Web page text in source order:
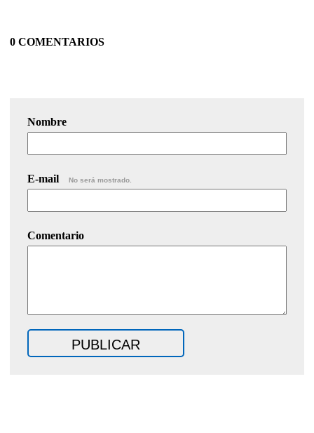
0 COMENTARIOS
Nombre
E-mail No será mostrado.
Comentario